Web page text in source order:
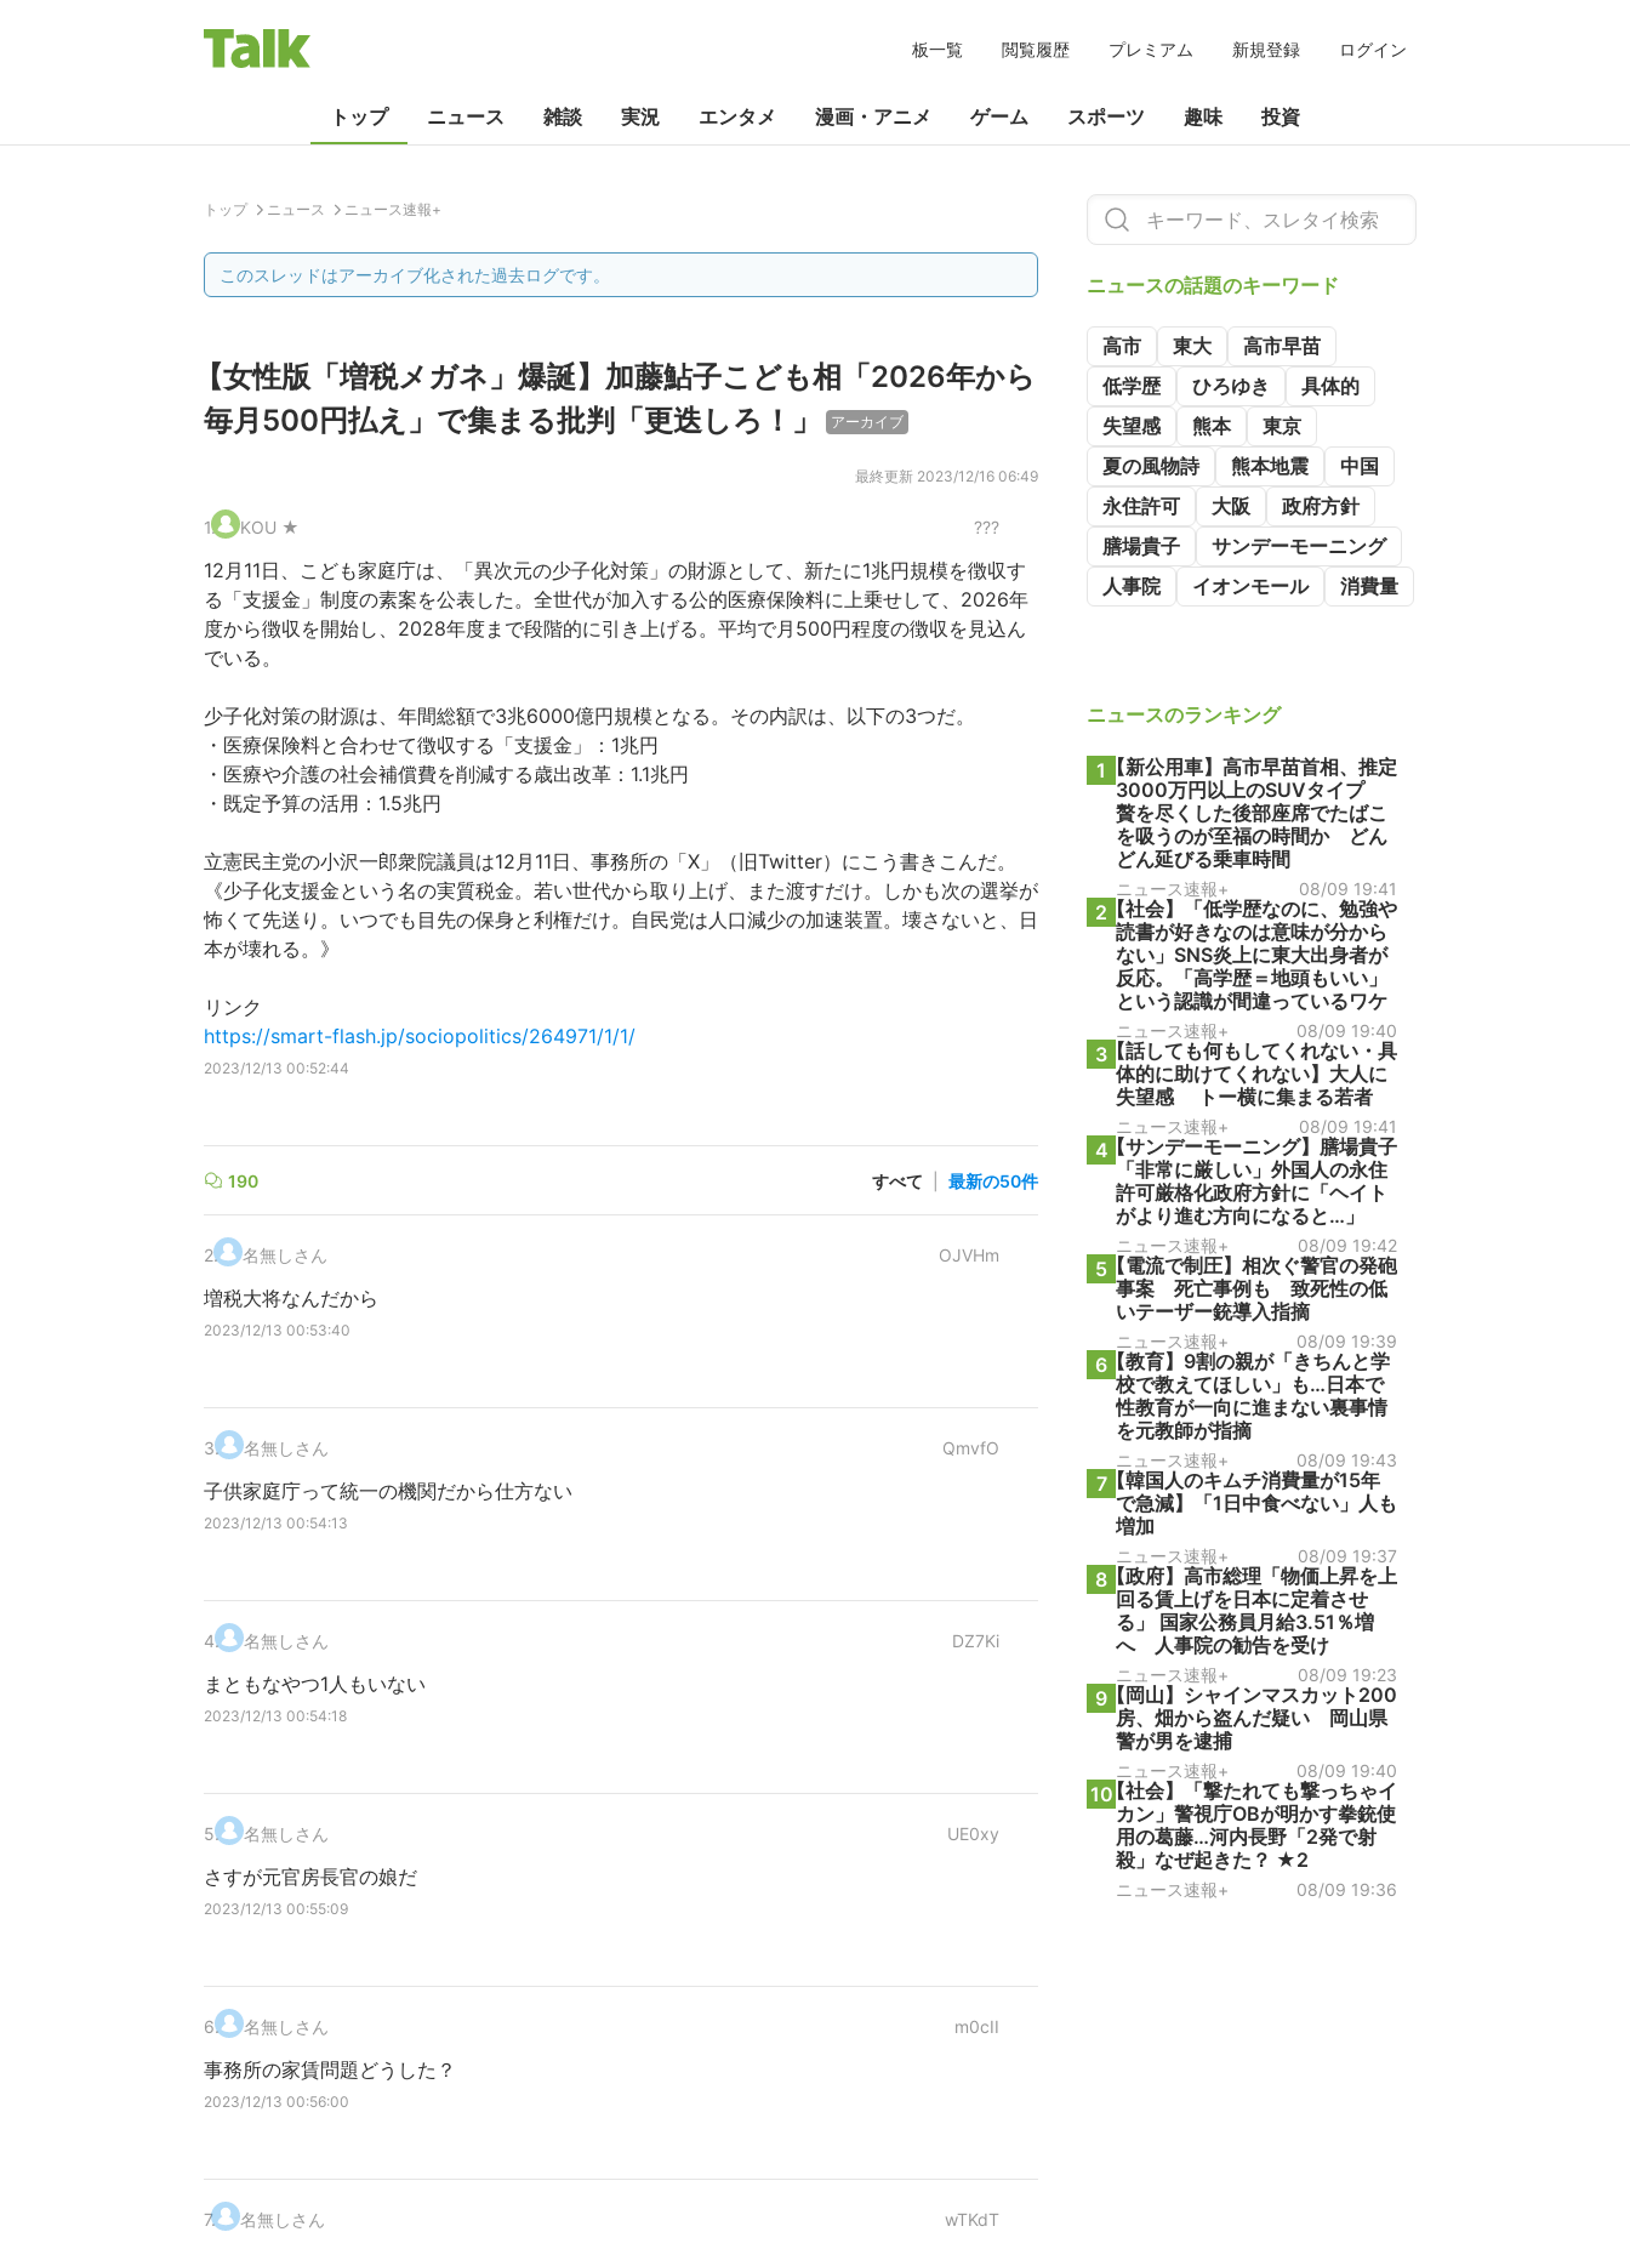
板一覧 閲覧履歴 プレミアム 新規登録 ログイン
トップ ニュース 雑談 実況 エンタメ 漫画・アニメ ゲーム スポーツ 趣味 投資
トップ ニュース ニュース速報+
このスレッドはアーカイブ化された過去ログです。
【女性版「増税メガネ」爆誕】加藤鮎子こども相「2026年から
毎月500円払え」で集まる批判「更迭しろ！」
アーカイブ
最終更新 2023/12/16 06:49
1. KOU ★ ???
12月11日、こども家庭庁は、「異次元の少子化対策」の財源として、新たに1兆円規模を徴収す
る「支援金」制度の素案を公表した。全世代が加入する公的医療保険料に上乗せして、2026年
度から徴収を開始し、2028年度まで段階的に引き上げる。平均で月500円程度の徴収を見込ん
でいる。
少子化対策の財源は、年間総額で3兆6000億円規模となる。その内訳は、以下の3つだ。
・医療保険料と合わせて徴収する「支援金」：1兆円
・医療や介護の社会補償費を削減する歳出改革：1.1兆円
・既定予算の活用：1.5兆円
立憲民主党の小沢一郎衆院議員は12月11日、事務所の「X」（旧Twitter）にこう書きこんだ。
《少子化支援金という名の実質税金。若い世代から取り上げ、また渡すだけ。しかも次の選挙が
怖くて先送り。いつでも目先の保身と利権だけ。自民党は人口減少の加速装置。壊さないと、日
本が壊れる。》
リンク
https://smart-flash.jp/sociopolitics/264971/1/1/
2023/12/13 00:52:44
190 すべて 最新の50件
2. 名無しさん OJVHm
増税大将なんだから
2023/12/13 00:53:40
3. 名無しさん QmvfO
子供家庭庁って統一の機関だから仕方ない
2023/12/13 00:54:13
4. 名無しさん DZ7Ki
まともなやつ1人もいない
2023/12/13 00:54:18
5. 名無しさん UE0xy
さすが元官房長官の娘だ
2023/12/13 00:55:09
6. 名無しさん m0cII
事務所の家賃問題どうした？
2023/12/13 00:56:00
7. 名無しさん wTKdT
ニュースの話題のキーワード
高市 東大
高市早苗
低学歴
ひろゆき
具体的
失望感
熊本
東京
夏の風物詩
熊本地震
中国
永住許可
大阪
政府方針
膳場貴子
サンデーモーニング
人事院
イオンモール 消費量
ニュースのランキング
1 【新公用車】高市早苗首相、推定
3000万円以上のSUVタイプ
贅を尽くした後部座席でたばこ
を吸うのが至福の時間か どん
どん延びる乗車時間
ニュース速報+ 08/09 19:41
2 【社会】「低学歴なのに、勉強や
読書が好きなのは意味が分から
ない」SNS炎上に東大出身者が
反応。「高学歴＝地頭もいい」
という認識が間違っているワケ
ニュース速報+ 08/09 19:40
3【話しても何もしてくれない・具
体的に助けてくれない】大人に
失望感 トー横に集まる若者
ニュース速報+ 08/09 19:41
4【サンデーモーニング】膳場貴子
「非常に厳しい」外国人の永住
許可厳格化政府方針に「ヘイト
がより進む方向になると…」
ニュース速報+ 08/09 19:42
5【電流で制圧】相次ぐ警官の発砲
事案 死亡事例も 致死性の低
いテーザー銃導入指摘
ニュース速報+ 08/09 19:39
6【教育】9割の親が「きちんと学
校で教えてほしい」も…日本で
性教育が一向に進まない裏事情
を元教師が指摘
ニュース速報+ 08/09 19:43
7【韓国人のキムチ消費量が15年
で急減】「1日中食べない」人も
増加
ニュース速報+ 08/09 19:37
8【政府】高市総理「物価上昇を上
回る賃上げを日本に定着させ
る」 国家公務員月給3.51％増
へ 人事院の勧告を受け
ニュース速報+ 08/09 19:23
9【岡山】シャインマスカット200
房、畑から盗んだ疑い 岡山県
警が男を逮捕
ニュース速報+ 08/09 19:40
10【社会】「撃たれても撃っちゃイ
カン」警視庁OBが明かす拳銃使
用の葛藤…河内長野「2発で射
殺」なぜ起きた？ ★2
ニュース速報+ 08/09 19:36